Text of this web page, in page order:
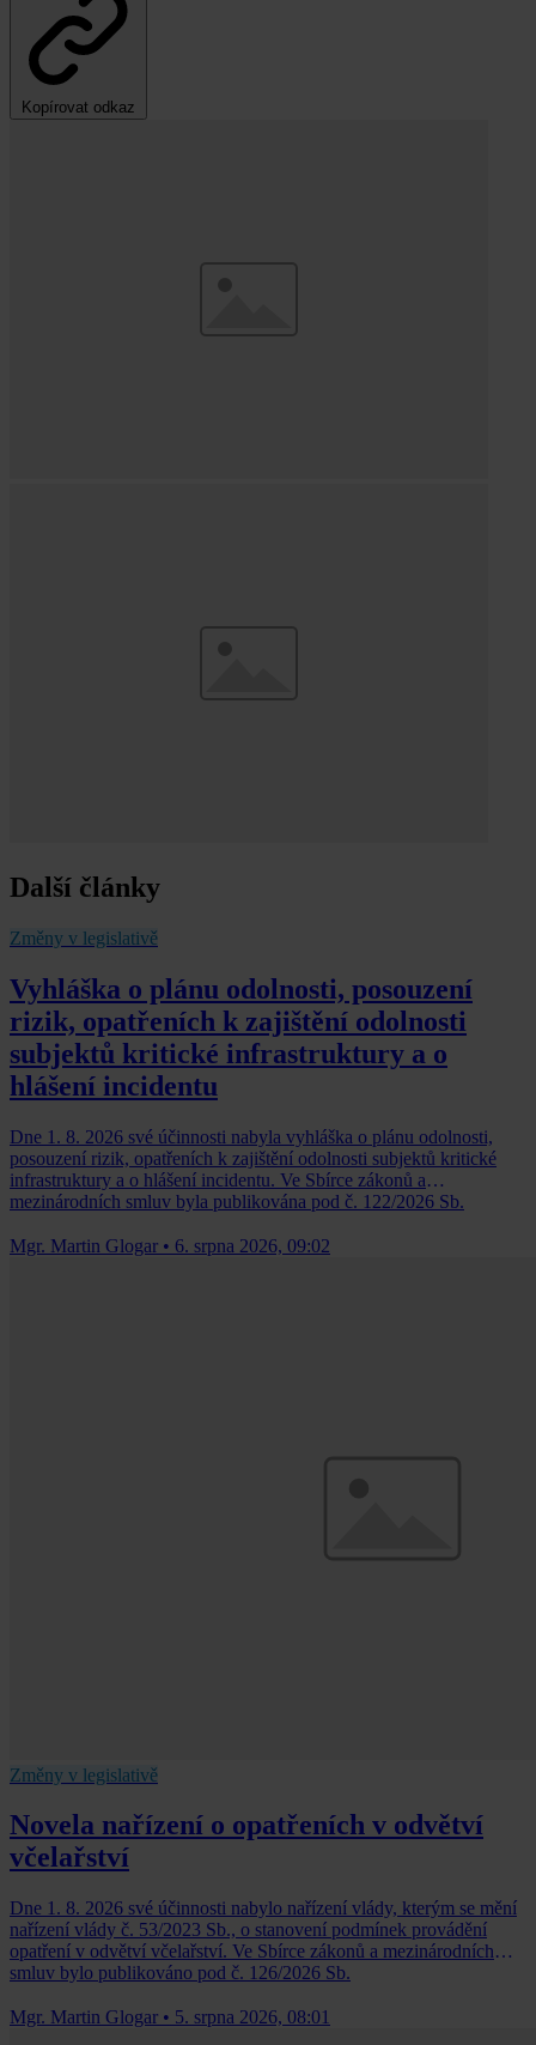
Kopírovat odkaz
Další články
Změny v legislativě
Vyhláška o plánu odolnosti, posouzení
rizik, opatřeních k zajištění odolnosti
subjektů kritické infrastruktury a o
hlášení incidentu
Dne 1. 8. 2026 své účinnosti nabyla vyhláška o plánu odolnosti,
posouzení rizik, opatřeních k zajištění odolnosti subjektů kritické
infrastruktury a o hlášení incidentu. Ve Sbírce zákonů a
mezinárodních smluv byla publikována pod č. 122/2026 Sb.
Mgr. Martin Glogar • 6. srpna 2026, 09:02
Změny v legislativě
Novela nařízení o opatřeních v odvětví
včelařství
Dne 1. 8. 2026 své účinnosti nabylo nařízení vlády, kterým se mění
nařízení vlády č. 53/2023 Sb., o stanovení podmínek provádění
opatření v odvětví včelařství. Ve Sbírce zákonů a mezinárodních
smluv bylo publikováno pod č. 126/2026 Sb.
Mgr. Martin Glogar • 5. srpna 2026, 08:01